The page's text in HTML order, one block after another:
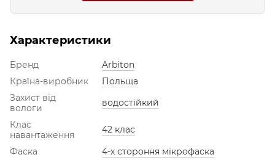
Характеристики
Бренд
Arbiton
Країна-виробник
Польща
Захист від
вологи
водостійкий
Клас
навантаження
42 клас
Фаска
4-х стороння мікрофаска